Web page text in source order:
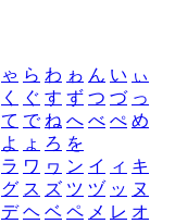
ゃ ら わ ゎ ん い ぃ
く ぐ す ず つ づ っ
て で ね へ べ ぺ め
よ ょ ろ を
ラ ワ ヮ ン イ ィ キ
グ ス ズ ツ ヅ ッ ヌ
デ ヘ ベ ペ メ レ オ